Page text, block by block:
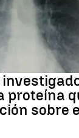
proteína
sobre